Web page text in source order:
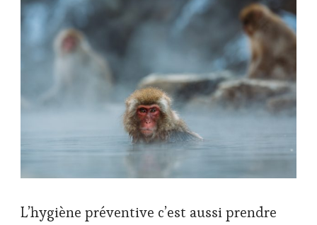
L’hygiène préventive c’est aussi prendre